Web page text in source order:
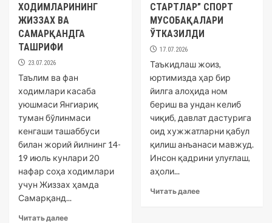
ХОДИМЛАРИНИНГ
ЖИЗЗАХ ВА
САМАРҚАНДГА
ТАШРИФИ
23.07.2026
Таълим ва фан
ходимлари касаба
уюшмаси Янгиариқ
туман бўлинмаси
кенгаши ташаббуси
билан жорий йилнинг 14-
19 июль кунлари 20
нафар соҳа ходимлари
учун Жиззах ҳамда
Самарқанд...
Читать далее
СТАРТЛАР” СПОРТ
МУСОБАҚАЛАРИ
ЎТКАЗИЛДИ
17.07.2026
Таъкидлаш жоиз,
юртимизда ҳар бир
йилга алоҳида ном
бериш ва ундан келиб
чиқиб, давлат дастурига
оид хужжатларни қабул
қилиш анъанаси мавжуд.
Инсон қадрини улуғлаш,
аҳоли...
Читать далее